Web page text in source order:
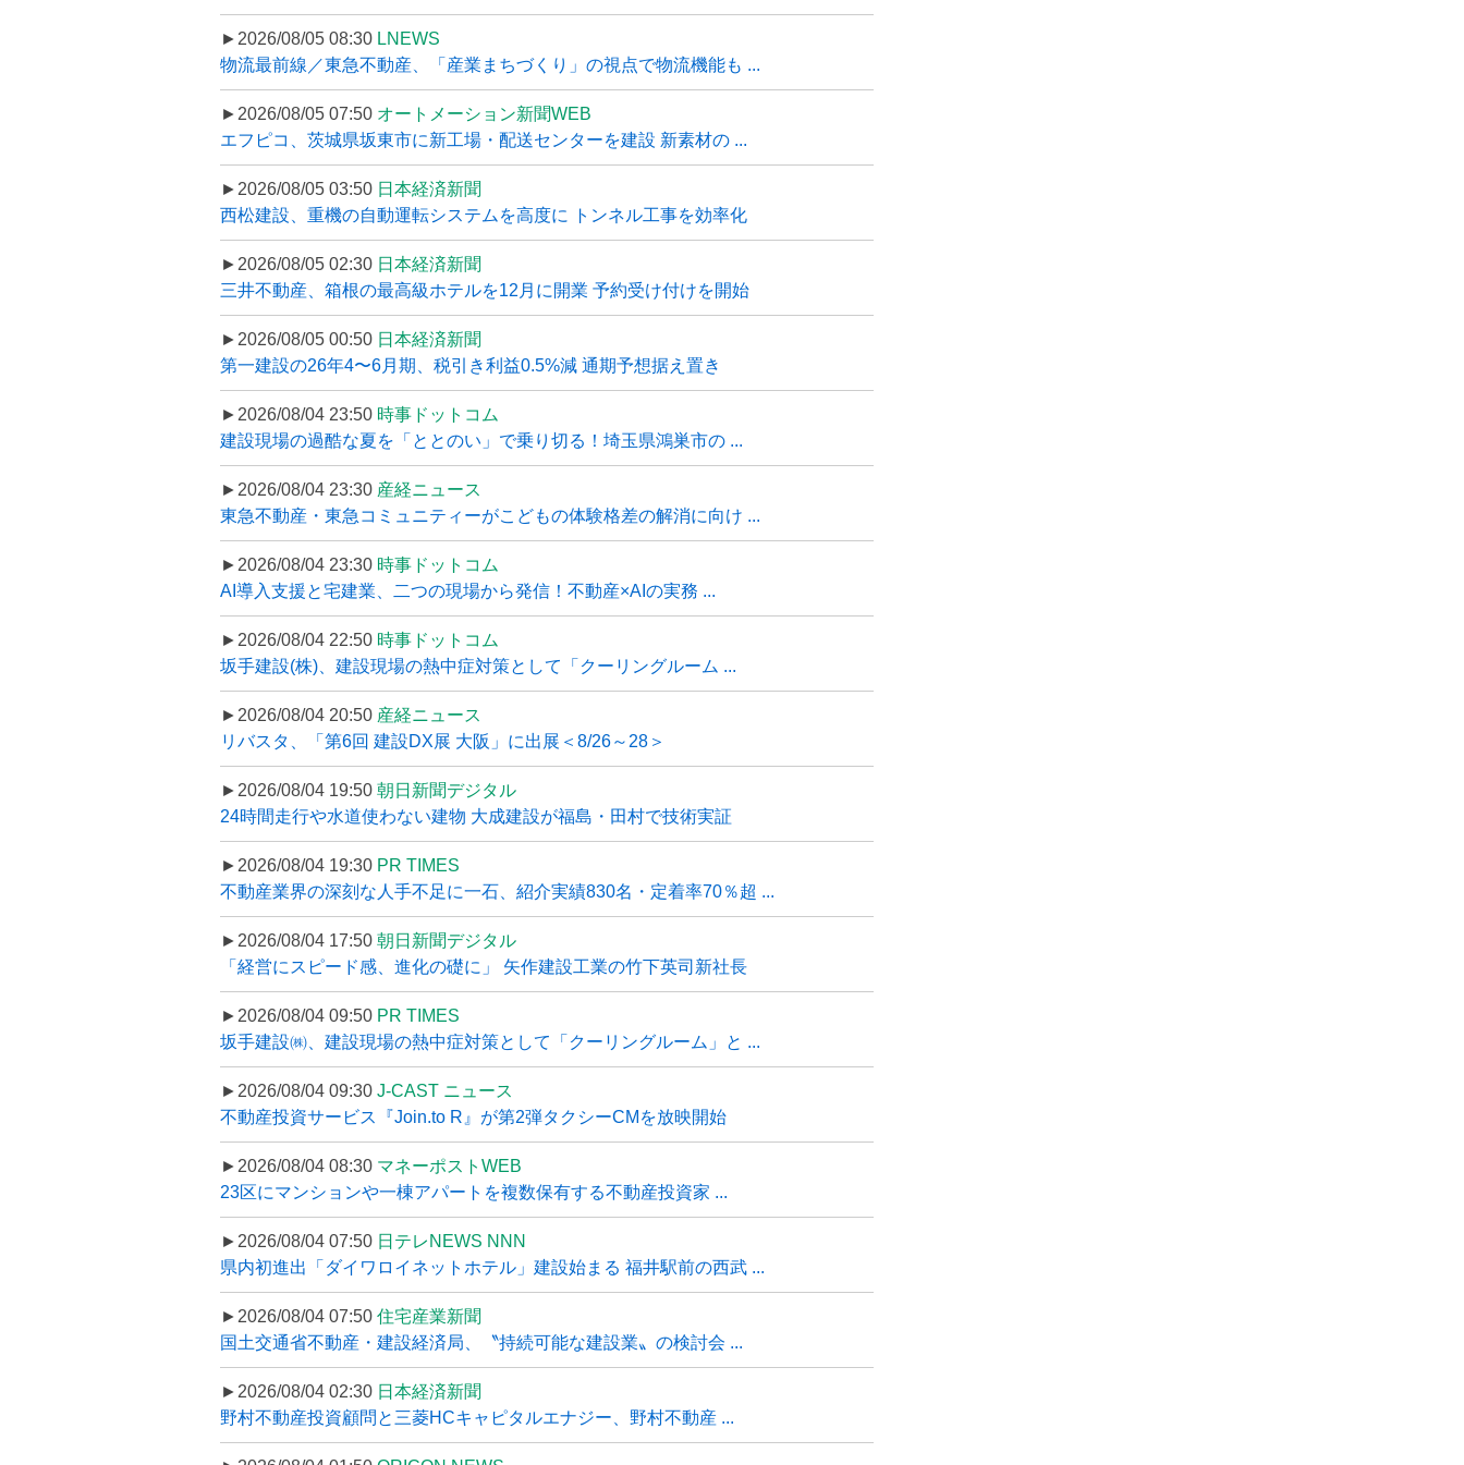
►2026/08/05 08:30 LNEWS
物流最前線／東急不動産、「産業まちづくり」の視点で物流機能も ...
►2026/08/05 07:50 オートメーション新聞WEB
エフピコ、茨城県坂東市に新工場・配送センターを建設 新素材の ...
►2026/08/05 03:50 日本経済新聞
西松建設、重機の自動運転システムを高度に トンネル工事を効率化
►2026/08/05 02:30 日本経済新聞
三井不動産、箱根の最高級ホテルを12月に開業 予約受け付けを開始
►2026/08/05 00:50 日本経済新聞
第一建設の26年4〜6月期、税引き利益0.5%減 通期予想据え置き
►2026/08/04 23:50 時事ドットコム
建設現場の過酷な夏を「ととのい」で乗り切る！埼玉県鴻巣市の ...
►2026/08/04 23:30 産経ニュース
東急不動産・東急コミュニティーがこどもの体験格差の解消に向け ...
►2026/08/04 23:30 時事ドットコム
AI導入支援と宅建業、二つの現場から発信！不動産×AIの実務 ...
►2026/08/04 22:50 時事ドットコム
坂手建設(株)、建設現場の熱中症対策として「クーリングルーム ...
►2026/08/04 20:50 産経ニュース
リバスタ、「第6回 建設DX展 大阪」に出展＜8/26～28＞
►2026/08/04 19:50 朝日新聞デジタル
24時間走行や水道使わない建物 大成建設が福島・田村で技術実証
►2026/08/04 19:30 PR TIMES
不動産業界の深刻な人手不足に一石、紹介実績830名・定着率70％超 ...
►2026/08/04 17:50 朝日新聞デジタル
「経営にスピード感、進化の礎に」 矢作建設工業の竹下英司新社長
►2026/08/04 09:50 PR TIMES
坂手建設㈱、建設現場の熱中症対策として「クーリングルーム」と ...
►2026/08/04 09:30 J-CAST ニュース
不動産投資サービス『Join.to R』が第2弾タクシーCMを放映開始
►2026/08/04 08:30 マネーポストWEB
23区にマンションや一棟アパートを複数保有する不動産投資家 ...
►2026/08/04 07:50 日テレNEWS NNN
県内初進出「ダイワロイネットホテル」建設始まる 福井駅前の西武 ...
►2026/08/04 07:50 住宅産業新聞
国土交通省不動産・建設経済局、〝持続可能な建設業〟の検討会 ...
►2026/08/04 02:30 日本経済新聞
野村不動産投資顧問と三菱HCキャピタルエナジー、野村不動産 ...